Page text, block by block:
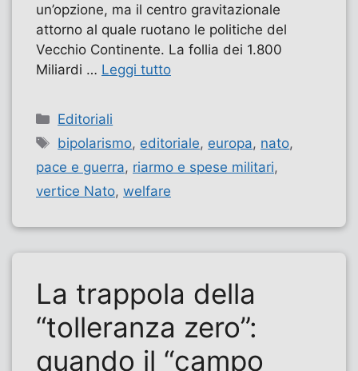
un’opzione, ma il centro gravitazionale
attorno al quale ruotano le politiche del
Vecchio Continente. La follia dei 1.800
Miliardi … Leggi tutto
Categorie
Editoriali
Tag
bipolarismo, editoriale, europa, nato,
pace e guerra, riarmo e spese militari,
vertice Nato, welfare
La trappola della
“tolleranza zero”:
quando il “campo